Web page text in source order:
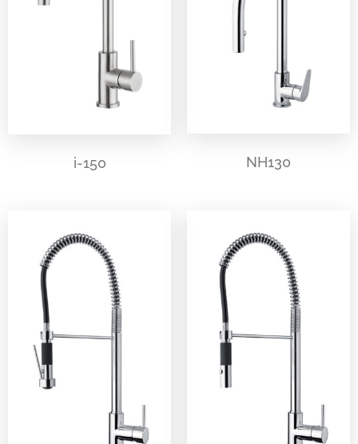
i-150 NH130